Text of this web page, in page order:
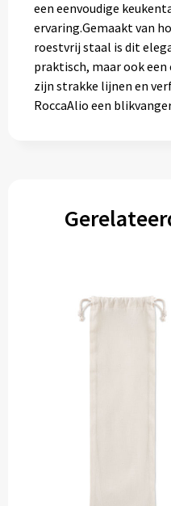
een eenvoudige
ervaring.Gemaakt van
roestvrij staal is dit
praktisch, maar ook
zijn strakke lijnen en
RoccaAlio een